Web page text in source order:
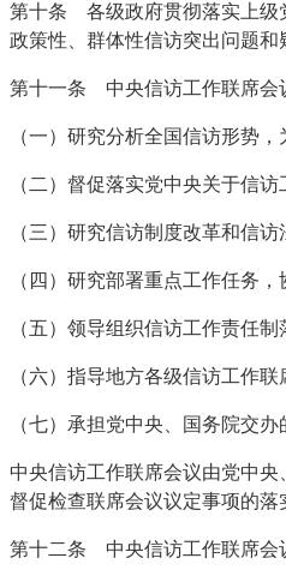
第十条 各级政府贯彻落实上级
政策性、群体性信访突出问题和
第十一条 中央信访工作联席会
（一）研究分析全国信访形势，
（二）督促落实党中央关于信
（三）研究信访制度改革和信
（四）研究部署重点工作任务
（五）领导组织信访工作责任
（六）指导地方各级信访工作联
（七）承担党中央、国务院交办
中央信访工作联席会议由党中
督促检查联席会议议定事项的落
第十二条 中央信访工作联席会